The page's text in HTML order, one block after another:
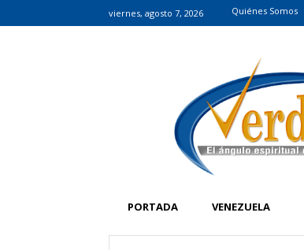
viernes, agosto 7, 2026 Quiénes Somos
PORTADA VENEZUELA